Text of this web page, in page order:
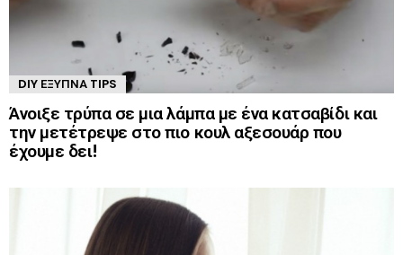
DIY ΈΞΥΠΝΑ TIPS
Άνοιξε τρύπα σε μια λάμπα με ένα κατσαβίδι και
την μετέτρεψε στο πιο κουλ αξεσουάρ που
έχουμε δει!